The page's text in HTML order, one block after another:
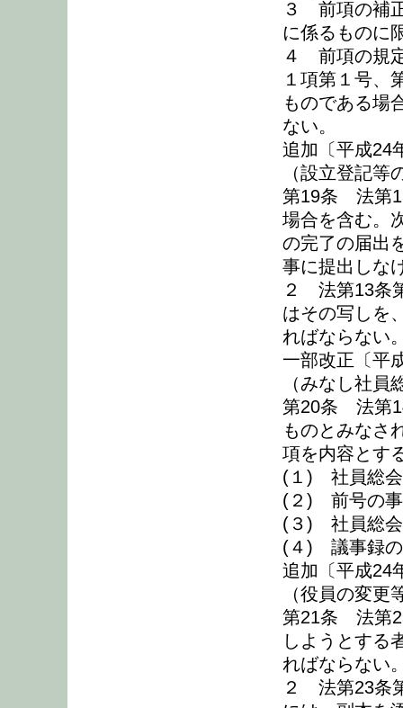
３ 前項の補
に係るものに
４ 前項の規
１項第１号、
ものである場
ない。
追加〔平成24
（設立登記等
第19条 法第
場合を含む。
の完了の届出
事に提出しな
２ 法第13条
はその写しを
ればならない
一部改正〔平
（みなし社員
第20条 法第
ものとみなさ
項を内容とす
(１) 社員総会
(２) 前号の事
(３) 社員総会
(４) 議事録の
追加〔平成24
（役員の変更
第21条 法第
しようとする
ればならない
２ 法第23条